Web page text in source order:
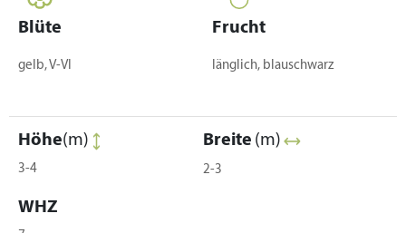
Blüte
gelb, V-VI
Frucht
länglich, blauschwarz
Höhe(m)
3-4
Breite (m)
2-3
WHZ